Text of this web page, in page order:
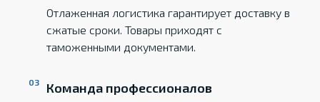
Отлаженная логистика гарантирует доставку в
сжатые сроки. Товары приходят с
таможенными документами.
Команда профессионалов